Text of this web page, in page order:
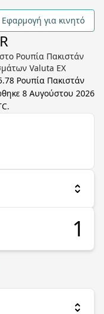
Εφαρμογή για κινητό
Ρουπία Πακιστάν
Valuta EX
Ρουπία Πακιστάν
8 Αυγούστου 2026
.